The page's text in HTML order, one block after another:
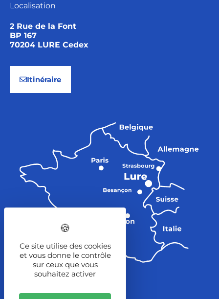
Localisation
2 Rue de la Font
BP 167
70204 LURE Cedex
Itinéraire
Ce site utilise des cookies
et vous donne le contrôle
sur ceux que vous
souhaitez activer